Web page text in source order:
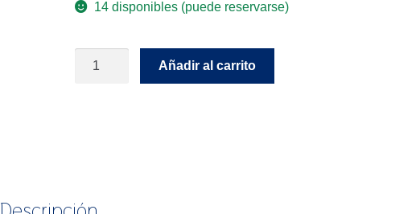
14 disponibles (puede reservarse)
Radiance
Añadir al carrito